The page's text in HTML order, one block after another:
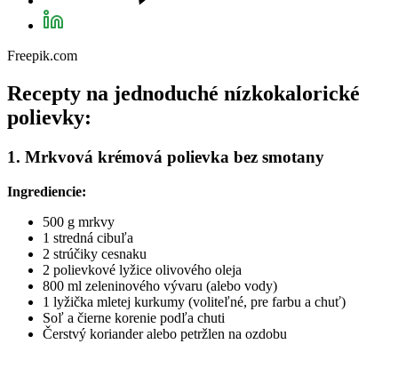
Freepik.com
Recepty na jednoduché nízkokalorické
polievky:
1. Mrkvová krémová polievka bez smotany
Ingrediencie:
500 g mrkvy
1 stredná cibuľa
2 strúčiky cesnaku
2 polievkové lyžice olivového oleja
800 ml zeleninového vývaru (alebo vody)
1 lyžička mletej kurkumy (voliteľné, pre farbu a chuť)
Soľ a čierne korenie podľa chuti
Čerstvý koriander alebo petržlen na ozdobu